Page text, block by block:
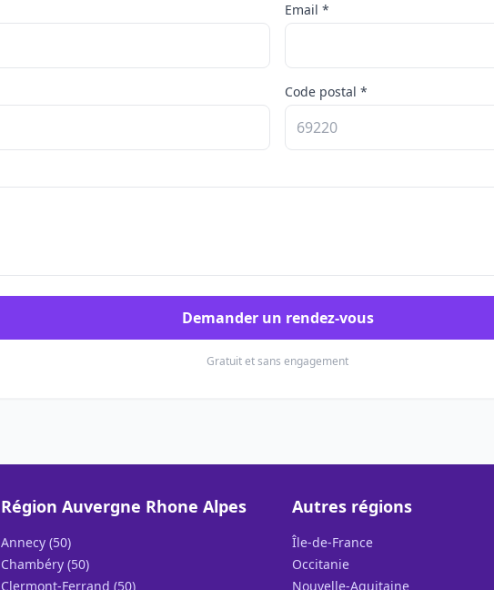
Email *
Code postal *
Demander un rendez-vous
Gratuit et sans engagement
Région Auvergne Rhone Alpes
Annecy (50)
Chambéry (50)
Clermont-Ferrand (50)
Autres régions
Île-de-France
Occitanie
Nouvelle-Aquitaine